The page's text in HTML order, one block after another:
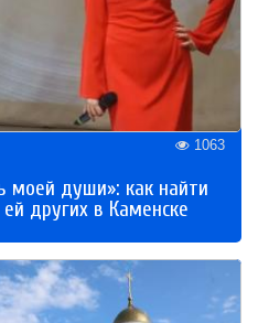
1063
моей души»: как найти
других в Каменске